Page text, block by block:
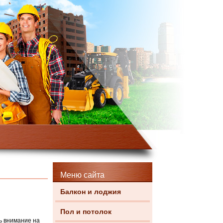
Меню сайта
Балкон и лоджия
Пол и потолок
внимание на